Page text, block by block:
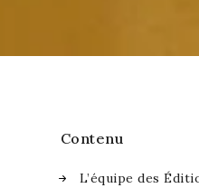
Contenu
L’équipe des